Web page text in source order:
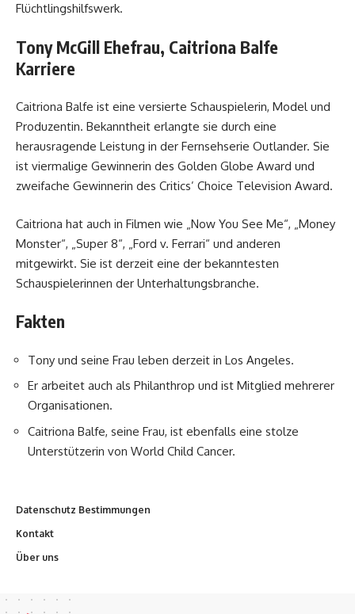
Flüchtlingshilfswerk.
Tony McGill Ehefrau, Caitriona Balfe
Karriere
Caitriona Balfe ist eine versierte Schauspielerin, Model und
Produzentin. Bekanntheit erlangte sie durch eine
herausragende Leistung in der Fernsehserie Outlander. Sie
ist viermalige Gewinnerin des Golden Globe Award und
zweifache Gewinnerin des Critics’ Choice Television Award.
Caitriona hat auch in Filmen wie „Now You See Me“, „Money
Monster“, „Super 8“, „Ford v. Ferrari“ und anderen
mitgewirkt. Sie ist derzeit eine der bekanntesten
Schauspielerinnen der Unterhaltungsbranche.
Fakten
Tony und seine Frau leben derzeit in Los Angeles.
Er arbeitet auch als Philanthrop und ist Mitglied mehrerer
Organisationen.
Caitriona Balfe, seine Frau, ist ebenfalls eine stolze
Unterstützerin von World Child Cancer.
Datenschutz Bestimmungen
Kontakt
Über uns